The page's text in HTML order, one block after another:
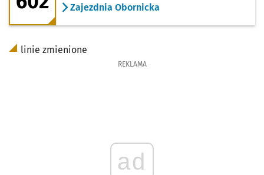
Zajezdnia Obornicka
linie zmienione
REKLAMA
ad